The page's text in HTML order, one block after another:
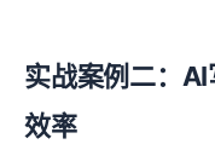
实战案例二：
效率